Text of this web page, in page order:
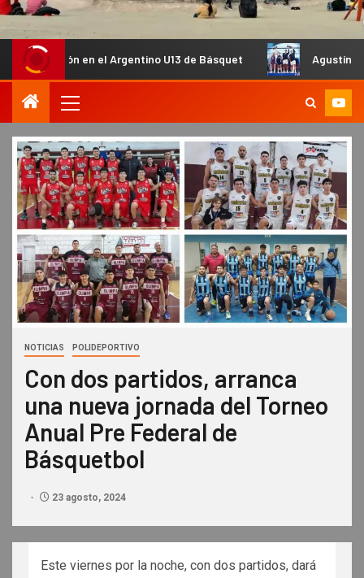
en el Argentino U13 de Básquet Agustín Tapia y
NOTICIAS POLIDEPORTIVO
Con dos partidos, arranca
una nueva jornada del Torneo
Anual Pre Federal de
Básquetbol
23 agosto, 2024
Este viernes por la noche, con dos partidos, dará